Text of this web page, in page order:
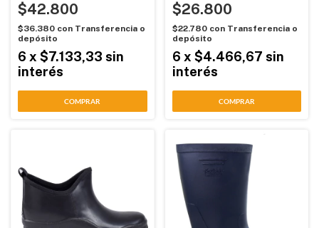
$42.800
$36.380 con Transferencia o
depósito
6 x $7.133,33 sin
interés
COMPRAR
$26.800
$22.780 con Transferencia o
depósito
6 x $4.466,67 sin
interés
COMPRAR